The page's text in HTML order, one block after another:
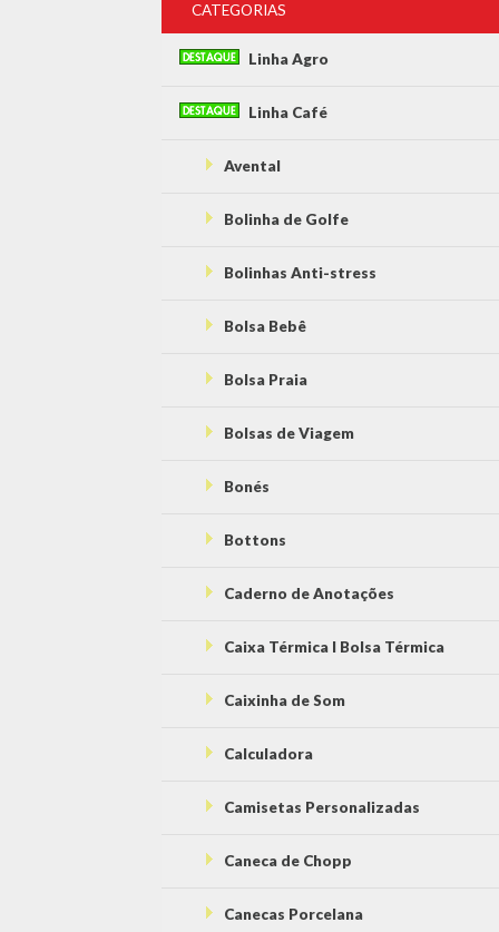
CATEGORIAS
Linha Agro
Linha Café
Avental
Bolinha de Golfe
Bolinhas Anti-stress
Bolsa Bebê
Bolsa Praia
Bolsas de Viagem
Bonés
Bottons
Caderno de Anotações
Caixa Térmica l Bolsa Térmica
Caixinha de Som
Calculadora
Camisetas Personalizadas
Caneca de Chopp
Canecas Porcelana